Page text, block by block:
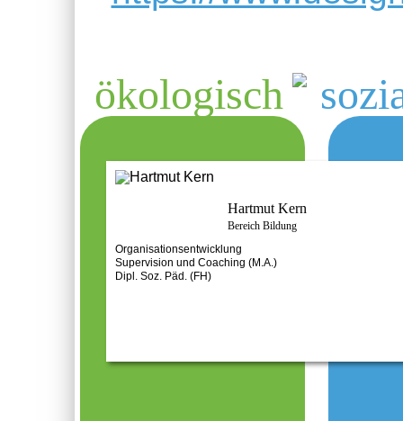
ökologisch
Hartmut Kern
Bereich Bildung
Organisationsentwicklung
Supervision und Coaching (M.A.)
Dipl. Soz. Päd. (FH)